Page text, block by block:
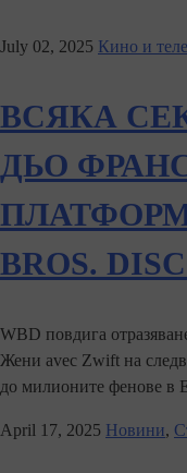
July 02, 2025 Кино и
ВСЯКА
ДЬО
BROS.
WBD повдига
Жени avec Zwift на
до милионите фенове в
April 17, 2025 Новини,